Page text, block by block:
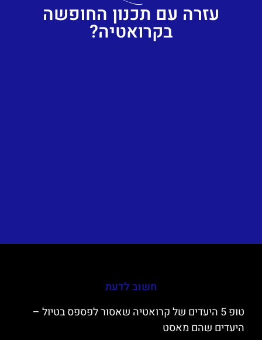
עזרה עם תכנון החופשה
בקרואטיה?
חשוב לדעת
טופ 5 היעדים של קרואטיה שאסור לפספס בטיול –
היעדים שהם מאסט